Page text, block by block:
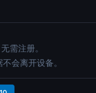
需注册。
会离开设备。